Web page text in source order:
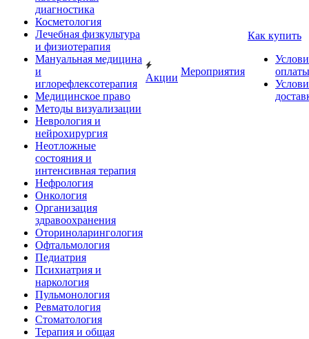
диагностика
Косметология
Лечебная физкультура
и физиотерапия
Мануальная медицина
и
иглорефлексотерапия
Медицинское право
Методы визуализации
Неврология и
нейрохирургия
Неотложные
состояния и
интенсивная терапия
Нефрология
Онкология
Организация
здравоохранения
Оториноларингология
Офтальмология
Педиатрия
Психиатрия и
наркология
Пульмонология
Ревматология
Стоматология
Терапия и общая
Акции
Мероприятия
Как купить
оплаты